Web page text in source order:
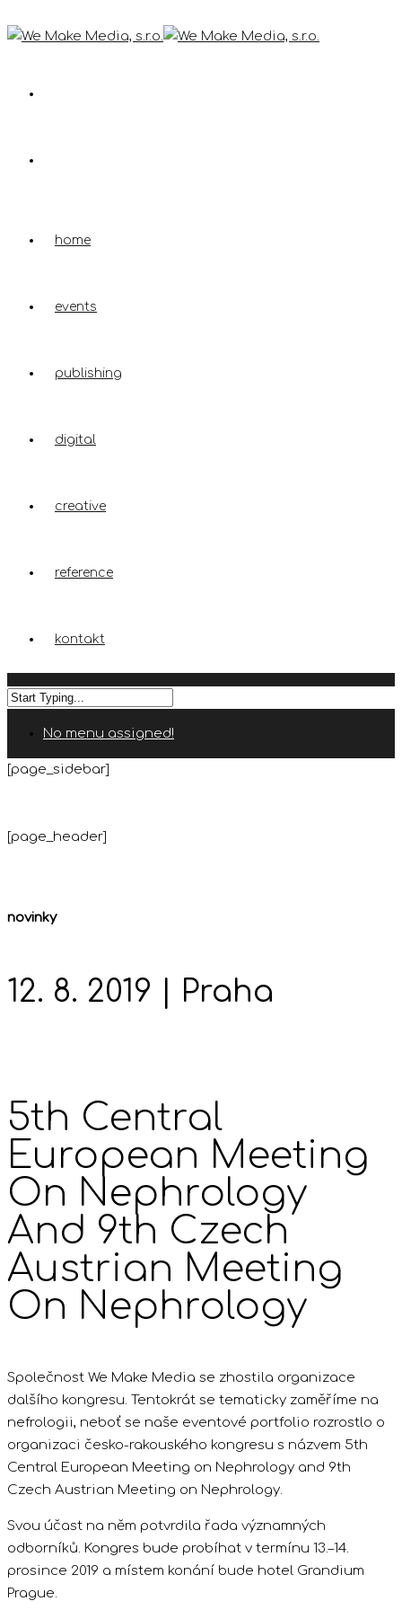
home
events
publishing
digital
creative
reference
kontakt
No menu assigned!
[page_sidebar]
[page_header]
novinky
12. 8. 2019 | Praha
5th Central
European Meeting
On Nephrology
And 9th Czech
Austrian Meeting
On Nephrology
Společnost We Make Media se zhostila organizace
dalšího kongresu. Tentokrát se tematicky zaměříme na
nefrologii, neboť se naše eventové portfolio rozrostlo o
organizaci česko-rakouského kongresu s názvem 5th
Central European Meeting on Nephrology and 9th
Czech Austrian Meeting on Nephrology.
Svou účast na něm potvrdila řada významných
odborníků. Kongres bude probíhat v termínu 13.–14.
prosince 2019 a místem konání bude hotel Grandium
Prague.